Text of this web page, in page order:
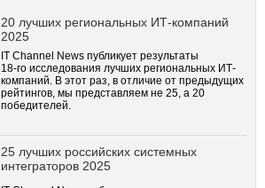
20 лучших региональных ИТ-компаний
2025
IT Channel News публикует результаты
18-го исследования лучших региональных ИТ-
компаний. В этот раз, в отличие от предыдущих
рейтингов, мы представляем не 25, а 20
победителей.
25 лучших российских системных
интеграторов 2025